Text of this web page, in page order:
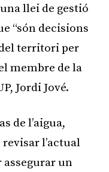
llei de gestió
“són decisions
territori per
membre de la
Jordi Jové.
de l’aigua,
l’actual
assegurar un